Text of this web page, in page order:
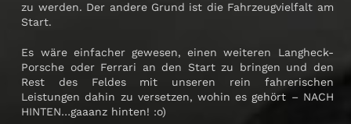
zu werden. Der andere Grund ist die Fahrzeugvielfalt am
Start.
Es wäre einfacher gewesen, einen weiteren Langheck-
Porsche oder Ferrari an den Start zu bringen und den
Rest des Feldes mit unseren rein fahrerischen
Leistungen dahin zu versetzen, wohin es gehört – NACH
HINTEN…gaaanz hinten! :o)